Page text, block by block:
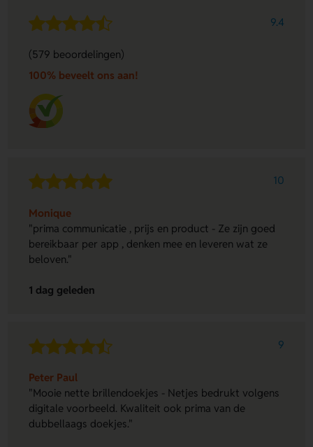
9.4
(579 beoordelingen)
100% beveelt ons aan!
10
Monique
"prima communicatie , prijs en product - Ze zijn goed
bereikbaar per app , denken mee en leveren wat ze
beloven."
1 dag geleden
9
Peter Paul
"Mooie nette brillendoekjes - Netjes bedrukt volgens
digitale voorbeeld. Kwaliteit ook prima van de
dubbellaags doekjes."